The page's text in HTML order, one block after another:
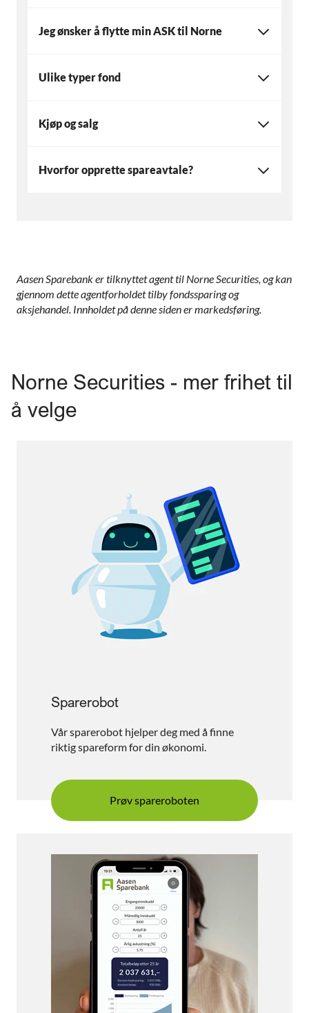
Jeg ønsker å flytte min ASK til Norne
Ulike typer fond
Kjøp og salg
Hvorfor opprette spareavtale?
Aasen Sparebank er tilknyttet agent til Norne Securities, og kan
gjennom dette agentforholdet tilby fondssparing og
aksjehandel. Innholdet på denne siden er markedsføring.
Norne Securities - mer frihet til
å velge
Sparerobot
Vår sparerobot hjelper deg med å finne
riktig spareform for din økonomi.
Prøv spareroboten